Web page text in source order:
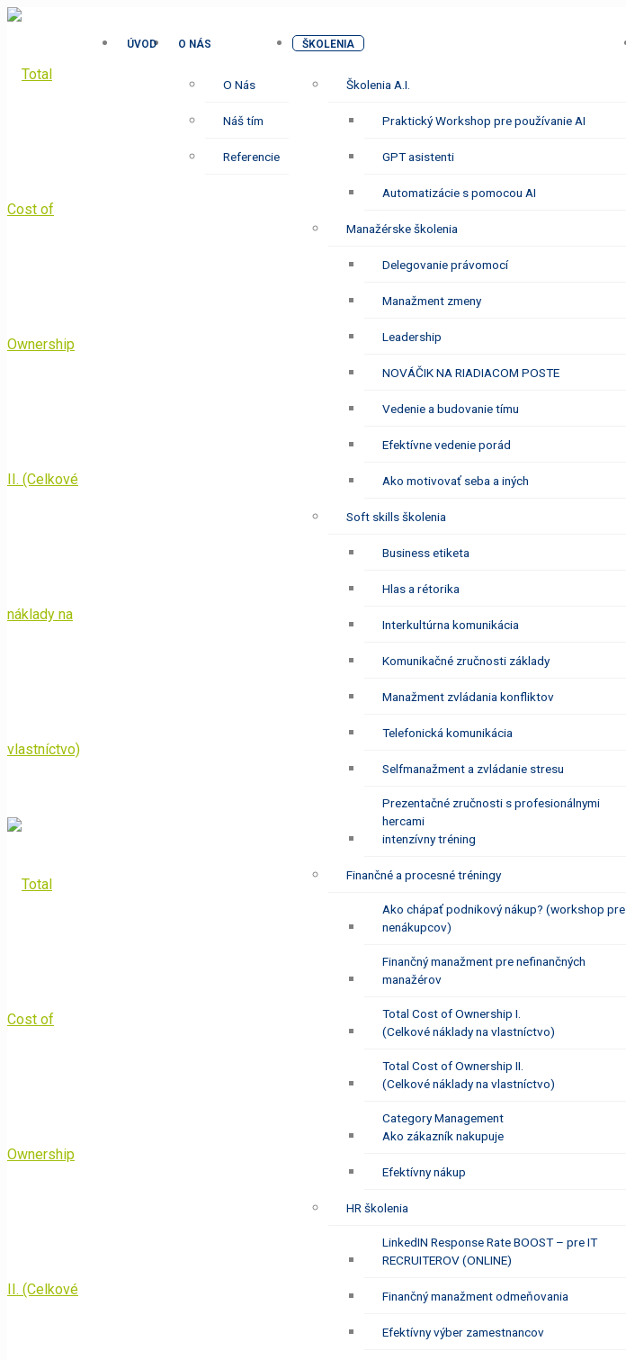
ÚVOD O NÁS
O Nás
Náš tím
Referencie
ŠKOLENIA
Školenia A.I.
Praktický Workshop pre používanie AI
GPT asistenti
Automatizácie s pomocou AI
Manažérske školenia
Delegovanie právomocí
Manažment zmeny
Leadership
NOVÁČIK NA RIADIACOM POSTE
Vedenie a budovanie tímu
Efektívne vedenie porád
Ako motivovať seba a iných
Soft skills školenia
Business etiketa
Hlas a rétorika
Interkultúrna komunikácia
Komunikačné zručnosti základy
Manažment zvládania konfliktov
Telefonická komunikácia
Selfmanažment a zvládanie stresu
Prezentačné zručnosti s profesionálnymi
hercami
intenzívny tréning
Finančné a procesné tréningy
Ako chápať podnikový nákup? (workshop pre
nenákupcov)
Finančný manažment pre nefinančných
manažérov
Total Cost of Ownership I.
(Celkové náklady na vlastníctvo)
Total Cost of Ownership II.
(Celkové náklady na vlastníctvo)
Category Management
Ako zákazník nakupuje
Efektívny nákup
HR školenia
LinkedIN Response Rate BOOST – pre IT
RECRUITEROV (ONLINE)
Finančný manažment odmeňovania
Efektívny výber zamestnancov